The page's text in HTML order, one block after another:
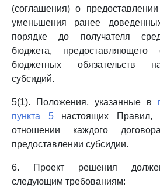
(соглашения) о
уменьшения ранее
порядке до получателя
бюджета, предоставляющего
бюджетных обязательств
субсидий.
5(1). Положения, указанные в
пункта 5настоящих Правил,
отношении каждого
предоставлении субсидии.
6. Проект решения должен
следующим требованиям: